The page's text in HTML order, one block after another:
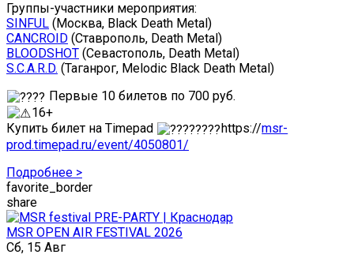
Группы-участники мероприятия:
SINFUL (Москва, Black Death Metal)
CANCROID (Ставрополь, Death Metal)
BLOODSHOT (Севастополь, Death Metal)
S.C.A.R.D. (Таганрог, Melodic Black Death Metal)
Первые 10 билетов по 700 руб.
16+
Купить билет на Timepad
https://msr-
prod.timepad.ru/event/4050801/
Подробнее >
favorite_border
share
MSR OPEN AIR FESTIVAL 2026
Сб, 15 Авг